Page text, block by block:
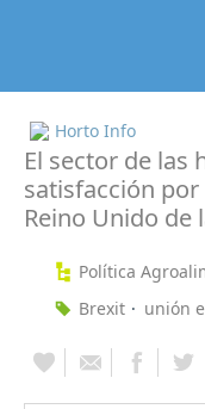
Horto Info
El sector de las
satisfacción
Reino Unido de
Política
Brexit
unión